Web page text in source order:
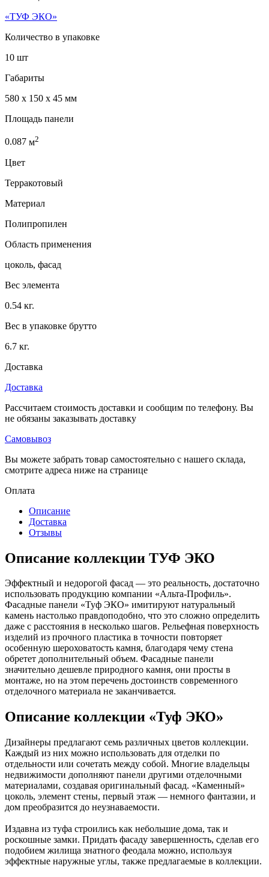
«ТУФ ЭКО»
Количество в упаковке
10 шт
Габариты
580 x 150 x 45 мм
Площадь панели
0.087 м2
Цвет
Терракотовый
Материал
Полипропилен
Область применения
цоколь, фасад
Вес элемента
0.54 кг.
Вес в упаковке брутто
6.7 кг.
Доставка
Доставка
Рассчитаем стоимость доставки и сообщим по телефону. Вы
не обязаны заказывать доставку
Самовывоз
Вы можете забрать товар самостоятельно с нашего склада,
смотрите адреса ниже на странице
Оплата
Описание
Доставка
Отзывы
Описание коллекции ТУФ ЭКО
Эффектный и недорогой фасад — это реальность, достаточно
использовать продукцию компании «Альта-Профиль».
Фасадные панели «Туф ЭКО» имитируют натуральный
камень настолько правдоподобно, что это сложно определить
даже с расстояния в несколько шагов. Рельефная поверхность
изделий из прочного пластика в точности повторяет
особенную шероховатость камня, благодаря чему стена
обретет дополнительный объем. Фасадные панели
значительно дешевле природного камня, они просты в
монтаже, но на этом перечень достоинств современного
отделочного материала не заканчивается.
Описание коллекции «Туф ЭКО»
Дизайнеры предлагают семь различных цветов коллекции.
Каждый из них можно использовать для отделки по
отдельности или сочетать между собой. Многие владельцы
недвижимости дополняют панели другими отделочными
материалами, создавая оригинальный фасад. «Каменный»
цоколь, элемент стены, первый этаж — немного фантазии, и
дом преобразится до неузнаваемости.
Издавна из туфа строились как небольшие дома, так и
роскошные замки. Придать фасаду завершенность, сделав его
подобием жилища знатного феодала можно, используя
эффектные наружные углы, также предлагаемые в коллекции.